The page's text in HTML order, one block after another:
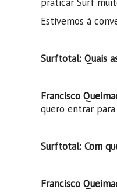
Estivemos à
Surftotal: Quais
Francisco
quero entrar
Surftotal: Com
Francisco